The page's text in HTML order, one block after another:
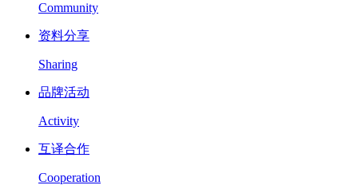
Community
资料分享
Sharing
品牌活动
Activity
互译合作
Cooperation